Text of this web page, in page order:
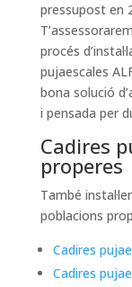
pressupost en
procés
pujaescales
bona solució
i pensada per
Cadires
properes
També
poblacions
Cadires
Cadires